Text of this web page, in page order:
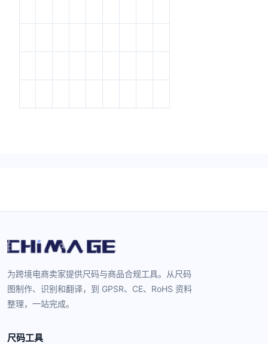
为跨境电商卖家提供尺码与商品合规工具。从尺码
图制作、识别和翻译，到 GPSR、CE、RoHS 资料
整理，一站完成。
尺码工具